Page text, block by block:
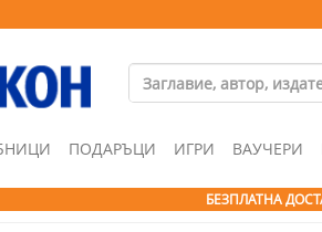
ПОДАРЪЦИ ИГРИ ВАУЧЕРИ
БЕЗПЛАТНА